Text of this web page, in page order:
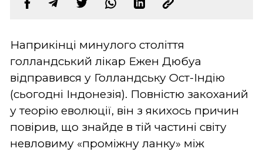
Наприкінці минулого століття
голландський лікар Ежен Дюбуа
відправився у Голландську Ост-Індію
(сьогодні Індонезія). Повністю закоханий
у теорію еволюції, він з якихось причин
повірив, що знайде в тій частині світу
невловиму «проміжну ланку» між